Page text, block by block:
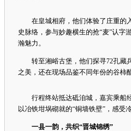
在皇城相府，他们体验了庄重的
史脉络，参与妙趣横生的抢“麦”认字
瀚魅力。
转至湘峪古堡，他们探寻72孔藏
之美，还在现场品鉴不同年份的谷柿
行程终站抵达砥洎城，嘉宾乘船
以冶铁坩埚砌就的“铜墙铁壁”，感受
一县一韵，共织“晋城锦绣”